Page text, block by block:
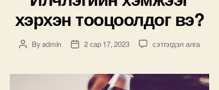
хэрхэн тооцоолдог вэ?
PostByadmin
Post2 сар 17, 2023
Илчлэгийн
тооцоолдог
сэтгэгдэл алга